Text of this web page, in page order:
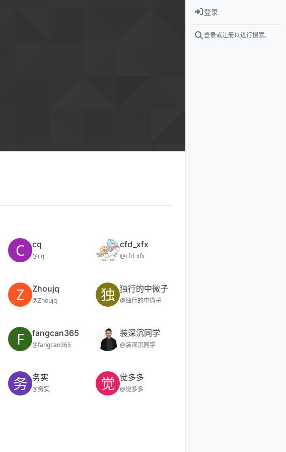
C cq
@cq
cfd_xfx
@cfd_xfx
Z Zhoujq
@Zhoujq 独 独行的中微子
@独行的中微子
F fangcan365
@fangcan365
装深沉同学
@装深沉同学
务 务实
@务实 觉 觉多多
@觉多多
登录
登录或注册以进行搜索。